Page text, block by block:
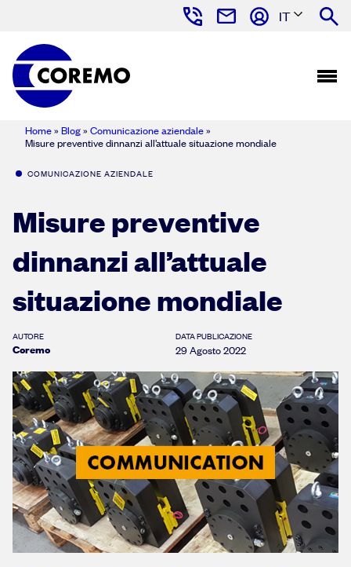
IT
Home» Blog» Comunicazione aziendale»
Misure preventive dinnanzi all’attuale situazione mondiale
COMUNICAZIONE AZIENDALE
Misure preventive
dinnanzi all’attuale
situazione mondiale
AUTORE
Coremo
DATA PUBLICAZIONE
29 Agosto 2022